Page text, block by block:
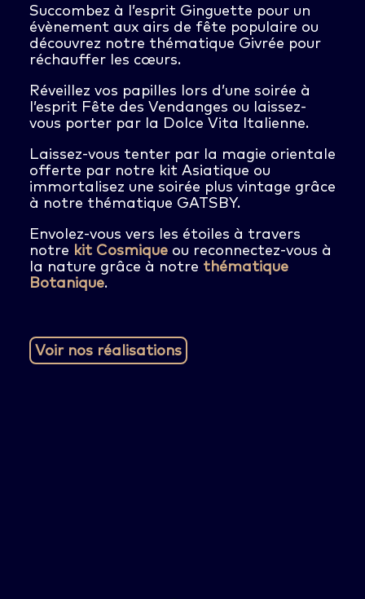
Succombez à l’esprit Ginguette pour un
évènement aux airs de fête populaire ou
découvrez notre thématique Givrée pour
réchauffer les cœurs.
Réveillez vos papilles lors d’une soirée à
l’esprit Fête des Vendanges ou laissez-
vous porter par la Dolce Vita Italienne.
Laissez-vous tenter par la magie orientale
offerte par notre kit Asiatique ou
immortalisez une soirée plus vintage grâce
à notre thématique GATSBY.
Envolez-vous vers les étoiles à travers
notre kit Cosmique ou reconnectez-vous à
la nature grâce à notre thématique
Botanique.
Voir nos réalisations